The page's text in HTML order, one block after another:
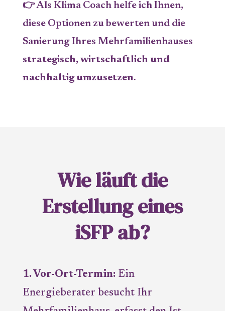
👉 Als Klima Coach helfe ich Ihnen,
diese Optionen zu bewerten und die
Sanierung Ihres Mehrfamilienhauses
strategisch, wirtschaftlich und
nachhaltig umzusetzen.
Wie läuft die
Erstellung eines
iSFP ab?
1. Vor-Ort-Termin:Ein
Energieberater besucht Ihr